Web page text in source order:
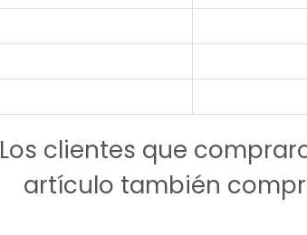
Los clientes que
artículo también